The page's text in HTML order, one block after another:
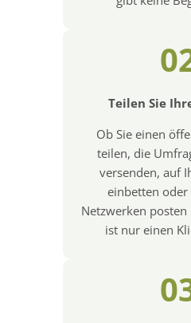
Teilen Sie
Ob Sie einen
teilen, die
versenden, auf
einbetten oder
Netzwerken
ist nur einen